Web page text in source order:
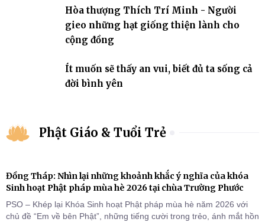
Hòa thượng Thích Trí Minh - Người
gieo những hạt giống thiện lành cho
cộng đồng
Ít muốn sẽ thấy an vui, biết đủ ta sống cả
đời bình yên
Phật Giáo & Tuổi Trẻ
Đồng Tháp: Nhìn lại những khoảnh khắc ý nghĩa của khóa
Sinh hoạt Phật pháp mùa hè 2026 tại chùa Trường Phước
PSO – Khép lại Khóa Sinh hoạt Phật pháp mùa hè năm 2026 với
chủ đề “Em về bên Phật”, những tiếng cười trong trẻo, ánh mắt hồn